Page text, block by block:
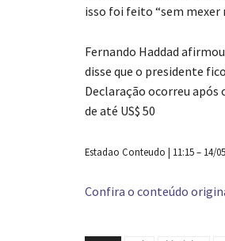
isso foi feito “sem mexer
Fernando Haddad
disse que o presidente
Declaração ocorreu
de até US$ 50
Estadao Conteudo | 11:15 – 14/
Confira o conteúdo